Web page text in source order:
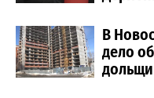
В
дело